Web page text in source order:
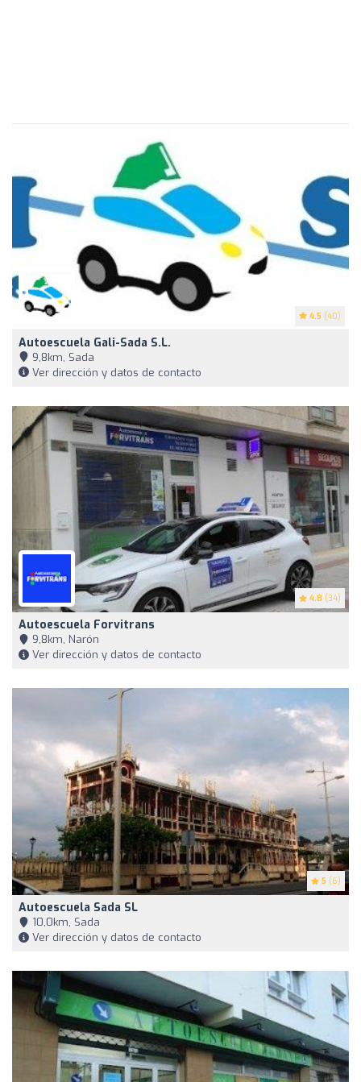
4.5 (40)
Autoescuela Gali-Sada S.L.
9,8km, Sada
Ver dirección y datos de contacto
4.8 (34)
Autoescuela Forvitrans
9,8km, Narón
Ver dirección y datos de contacto
5 (6)
Autoescuela Sada SL
10,0km, Sada
Ver dirección y datos de contacto